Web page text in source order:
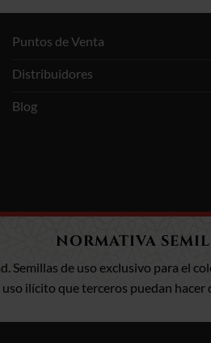
Puntos de Venta
Distribuidores
Blog
NORMATIVA
Semillas de uso exclusivo para el
ilícito que terceros puedan hacer